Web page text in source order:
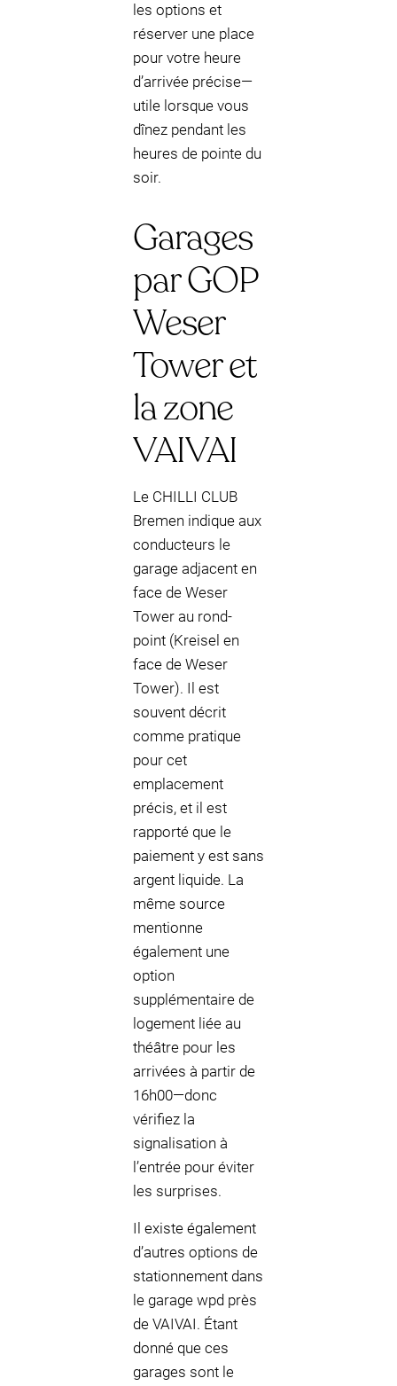
les options et
réserver une place
pour votre heure
d’arrivée précise—
utile lorsque vous
dînez pendant les
heures de pointe du
soir.
Garages
par GOP
Weser
Tower et
la zone
VAIVAI
Le CHILLI CLUB
Bremen indique aux
conducteurs le
garage adjacent en
face de Weser
Tower au rond-
point (Kreisel en
face de Weser
Tower). Il est
souvent décrit
comme pratique
pour cet
emplacement
précis, et il est
rapporté que le
paiement y est sans
argent liquide. La
même source
mentionne
également une
option
supplémentaire de
logement liée au
théâtre pour les
arrivées à partir de
16h00—donc
vérifiez la
signalisation à
l’entrée pour éviter
les surprises.
Il existe également
d’autres options de
stationnement dans
le garage wpd près
de VAIVAI. Étant
donné que ces
garages sont le